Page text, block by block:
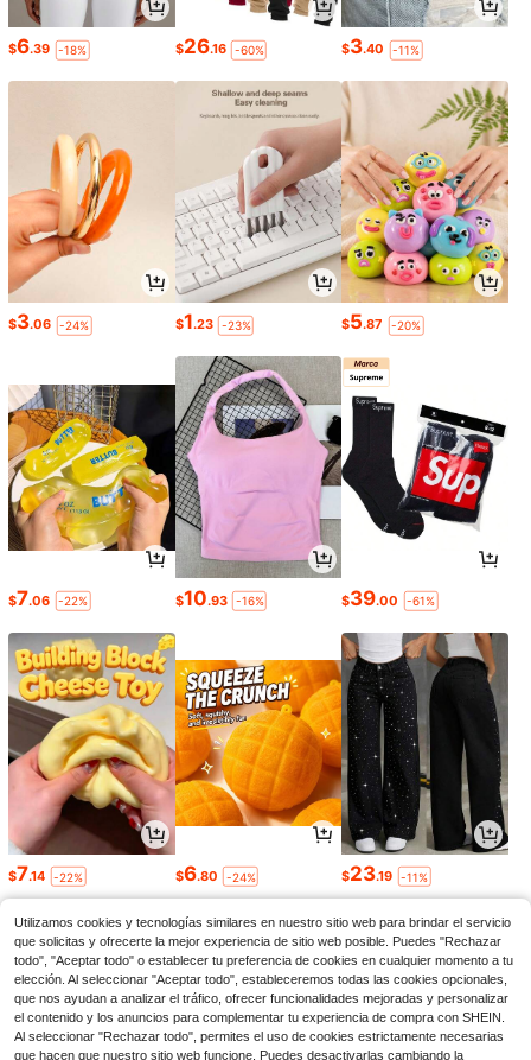
$6.39 -18% $26.16 -60% $3.40 -11%
$3.06 -24% $1.23 -23% $5.87 -20%
$7.06 -22% $10.93 -16% $39.00 -61%
$7.14 -22% $6.80 -24% $23.19 -11%
Utilizamos cookies y tecnologías similares en nuestro sitio web para brindar el servicio
que solicitas y ofrecerte la mejor experiencia de sitio web posible. Puedes "Rechazar
todo", "Aceptar todo" o establecer tu preferencia de cookies en cualquier momento a tu
elección. Al seleccionar "Aceptar todo", estableceremos todas las cookies opcionales,
que nos ayudan a analizar el tráfico, ofrecer funcionalidades mejoradas y personalizar
el contenido y los anuncios para complementar tu experiencia de compra con SHEIN.
Al seleccionar "Rechazar todo", permites el uso de cookies estrictamente necesarias
que hacen que nuestro sitio web funcione. Puedes desactivarlas cambiando la